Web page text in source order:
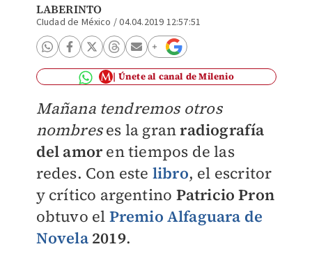
LABERINTO
CIudad de México /04.04.2019 12:57:51
Únete al canal de Milenio
Mañana tendremos otros
nombreses la granradiografía
del amoren tiempos de las
redes. Con este libro, el escritor
y crítico argentino Patricio Pron
obtuvo el Premio Alfaguara de
Novela2019.